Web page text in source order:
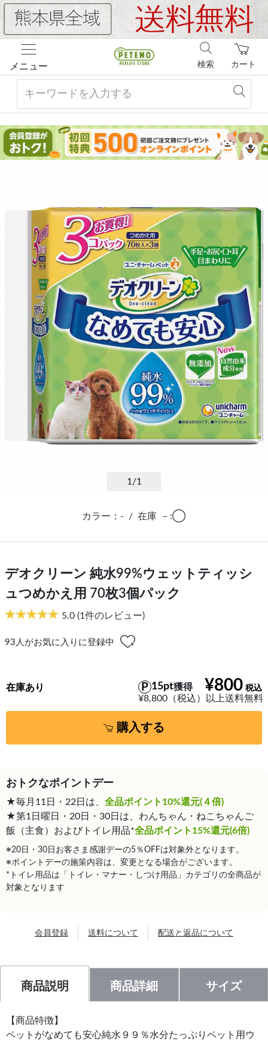
メニュー カート
検索
1/1
カラー：- / 在庫 －:◯
デオクリーン 純水99%ウェットティッシ
ュつめかえ用 70枚3個パック
5.0 (1件のレビュー)
93 人がお気に入りに登録中
¥800
15pt獲得
¥8,800（税込）以上送料無料
在庫あり
購入する
おトクなポイントデー
★毎月11日・22日は、 全品ポイント10%還元(４倍)
★第1日曜日・20日・30日は、わんちゃん・ねこちゃんご
飯（主食）およびトイレ用品*全品ポイント15%還元(6倍)
※20日・30日お客さま感謝デーの5％OFFは対象外となります。
※ポイントデーの施策内容は、変更となる場合がございます。
*トイレ用品は「トイレ・マナー・しつけ用品」カテゴリの全商品が
対象となります
会員登録 送料について 配送と返品について
商品説明 商品詳細 サイズ
【商品特徴】
ペットがなめても安心純水９９％水分たっぷりペット用ウ